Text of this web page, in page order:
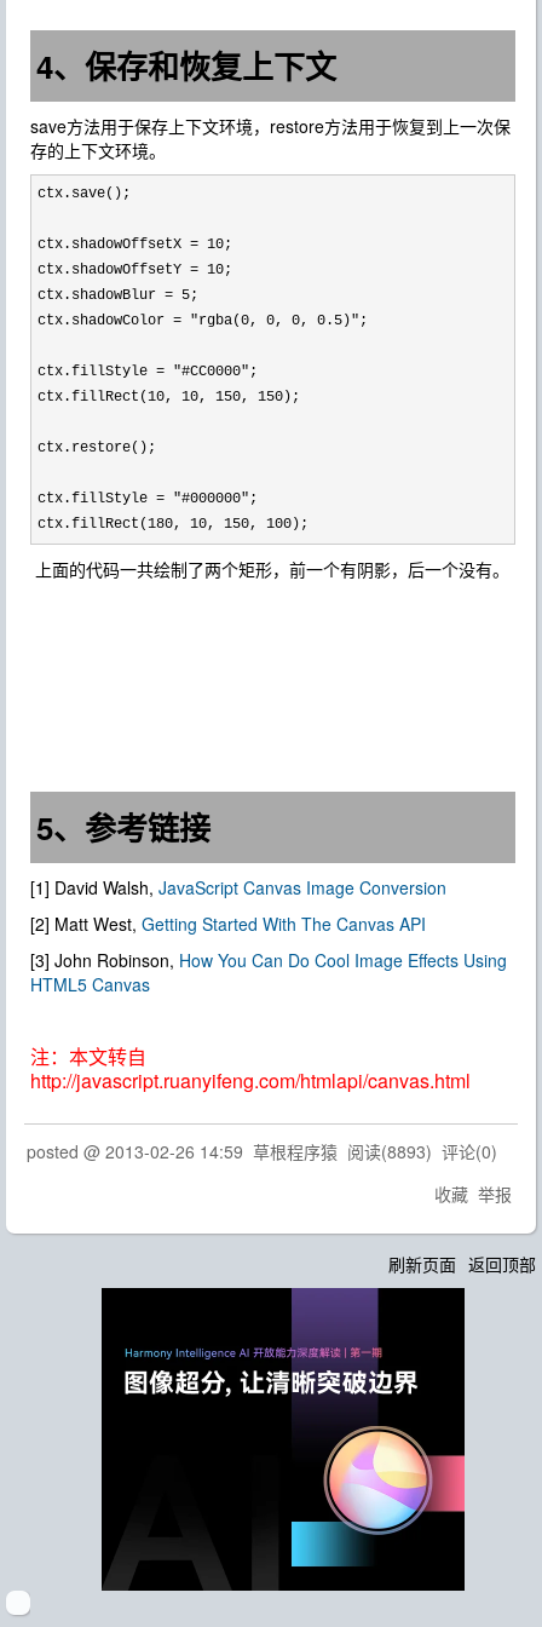
4、保存和恢复上下文
save方法用于保存上下文环境，restore方法用于恢复到上一次保
存的上下文环境。
ctx.save();
ctx.shadowOffsetX = 10;
ctx.shadowOffsetY = 10;
ctx.shadowBlur = 5;
ctx.shadowColor = "rgba(0, 0, 0, 0.5)" ;
ctx.fillStyle = "#CC0000" ;
ctx.fillRect(10, 10, 150, 150 );
ctx.restore();
ctx.fillStyle = "#000000" ;
ctx.fillRect(180, 10, 150, 100);
上面的代码一共绘制了两个矩形，前一个有阴影，后一个没有。
5、参考链接
[1] David Walsh, JavaScript Canvas Image Conversion
[2] Matt West, Getting Started With The Canvas API
[3] John Robinson, How You Can Do Cool Image Effects Using
HTML5 Canvas
注：本文转自
http://javascript.ruanyifeng.com/htmlapi/canvas.html
posted @ 2013-02-26 14:59 草根程序猿 阅读(8893) 评论(0)
收藏 举报
刷新页面 返回顶部